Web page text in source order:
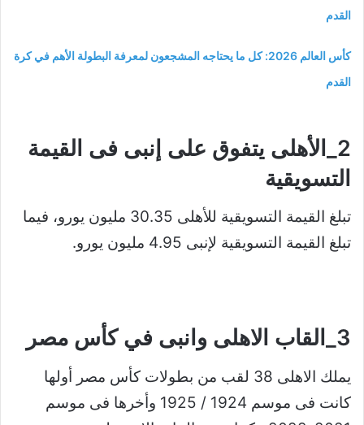
القدم
كأس العالم 2026: كل ما يحتاجه المشجعون لمعرفة البطولة الأهم في كرة
القدم
2_الأهلى يتفوق على إنبى فى القيمة
التسويقية
تبلغ القيمة التسويقية للأهلى 30.35 مليون يورو، فيما
تبلغ القيمة التسويقية لإنبى 4.95 مليون يورو.
3_القاب الاهلى وانبى في كأس مصر
يملك الاهلى 38 لقب من بطولات كأس مصر أولها
كانت فى موسم 1924 / 1925 وأخرها فى موسم